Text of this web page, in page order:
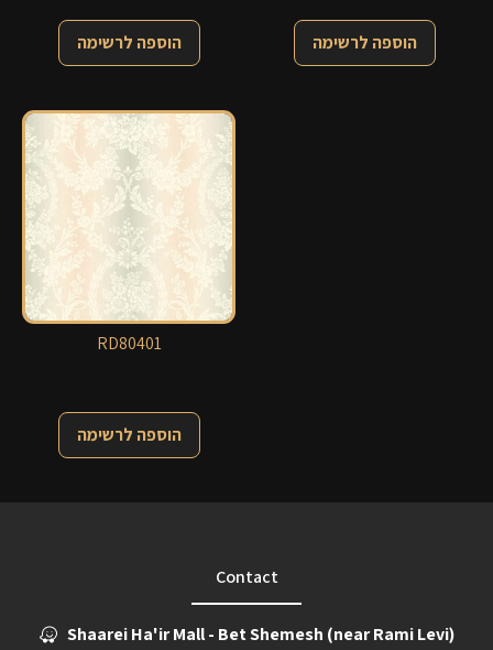
הוספה לרשימה הוספה לרשימה
RD80401
הוספה לרשימה
Contact
Shaarei Ha'ir Mall - Bet Shemesh (near Rami Levi)